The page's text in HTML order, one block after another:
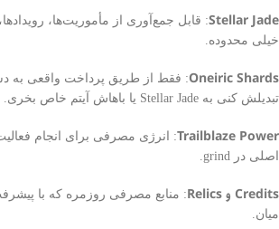
Stellar Jade: قابل جمع‌آوری از مأموریت‌ها،
خیلی محدوده.
Oneiric Shards: فقط از طریق پرداخت واقعی به
تبدیلش کنی به Stellar Jade یا باهاش آیتم خاص بخری.
Trailblaze Power: انرژی مصرفی برای انجام
اصلی در grind.
Credits و Relics
: منابع مصرفی روزمره که با
میان.